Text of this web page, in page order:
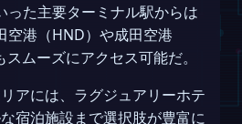
った主要ターミナル駅からは
空港（HND）や成田空港
スムーズにアクセス可能だ。
アには、ラグジュアリーホテ
宿泊施設まで選択肢が豊富に